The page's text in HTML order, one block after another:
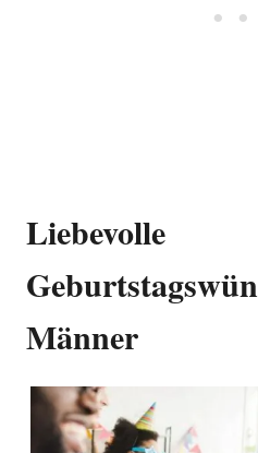
Liebevolle
Männer